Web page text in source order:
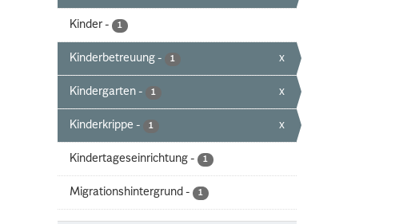
Kinder - 1
Kinderbetreuung - 1 x
Kindergarten - 1 x
Kinderkrippe - 1 x
Kindertageseinrichtung - 1
Migrationshintergrund - 1